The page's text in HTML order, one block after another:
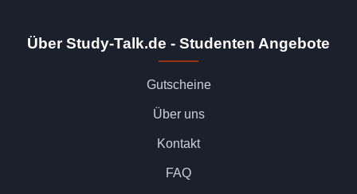
Über Study-Talk.de - Studenten Angebote
Gutscheine
Über uns
Kontakt
FAQ